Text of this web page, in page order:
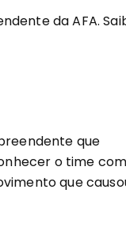
da AFA.
que
o time
que